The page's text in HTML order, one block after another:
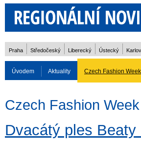
Praha Středočeský Liberecký Ústecký
Úvodem Aktuality Czech Fashion Week
Czech Fashion Week
Dvacátý ples Beaty